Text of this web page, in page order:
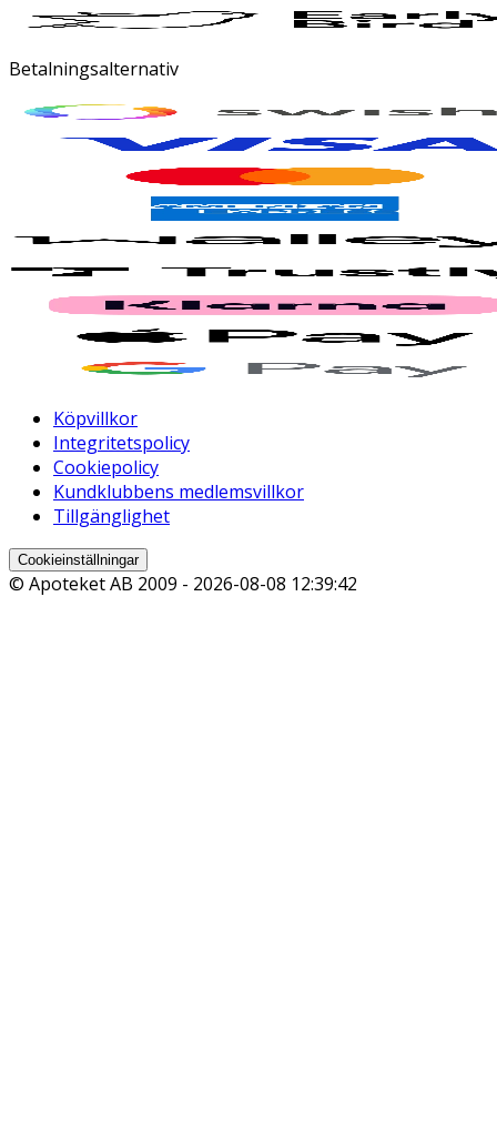
Betalningsalternativ
Köpvillkor
Integritetspolicy
Cookiepolicy
Kundklubbens medlemsvillkor
Tillgänglighet
Cookieinställningar
© Apoteket AB 2009 - 2026-08-08 12:39:42